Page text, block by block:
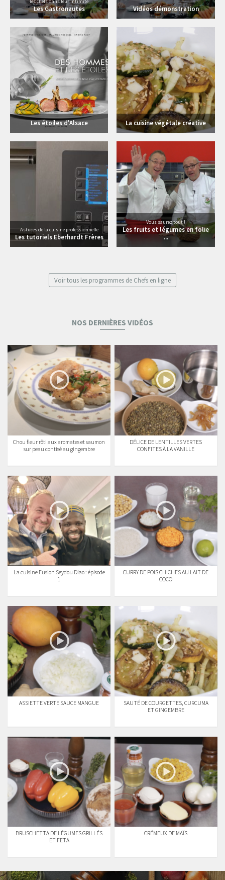
Les Gastronautes Vidéos démonstration
Les étoiles d'Alsace
4 vidéos
La cuisine végétale créative
6 vidéos
Astuces de la cuisine professionnelle
Les tutoriels Eberhardt Frères
12 vidéos
Vous saurez tout !
Les fruits et légumes en folie
...
51 vidéos
Voir tous les programmes de Chefs en ligne
NOS DERNIÈRES VIDÉOS
Chou fleur rôti aux aromates et saumon
sur peau contisé au gingembre
DÉLICE DE LENTILLES VERTES
CONFITES À LA VANILLE
La cuisine Fusion Seydou Diao : épisode
1
CURRY DE POIS CHICHES AU LAIT DE
COCO
ASSIETTE VERTE SAUCE MANGUE
SAUTÉ DE COURGETTES, CURCUMA
ET GINGEMBRE
BRUSCHETTA DE LÉGUMES GRILLÉS
ET FETA
CRÉMEUX DE MAÏS